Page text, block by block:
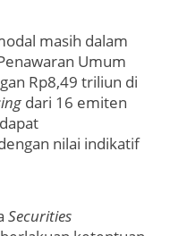
masih dalam
Umum
Rp8,49 triliun di
dari 16 emiten
nilai indikatif
Securities